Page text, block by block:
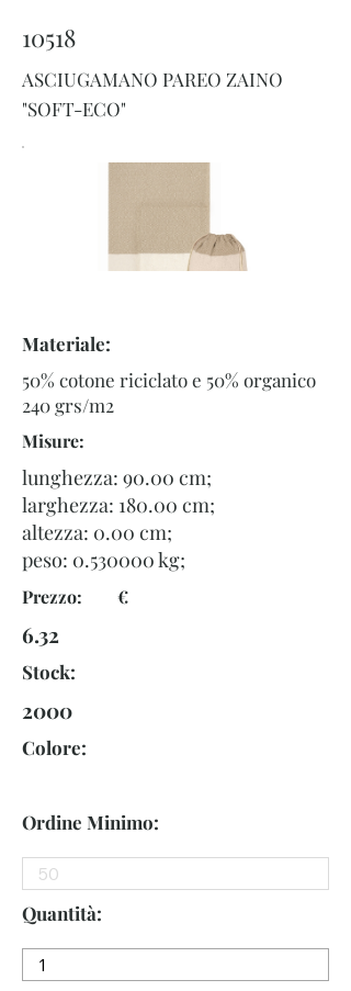
10518
ASCIUGAMANO PAREO ZAINO
"SOFT-ECO"
Materiale:
50% cotone riciclato e 50% organico
240 grs/m2
Misure:
lunghezza: 90.00 cm;
larghezza: 180.00 cm;
altezza: 0.00 cm;
peso: 0.530000kg;
Prezzo: €
6.32
Stock:
2000
Colore:
Ordine Minimo:
Quantità: